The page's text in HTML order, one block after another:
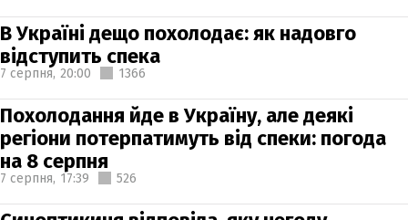
В Україні дещо похолодає: як надовго
відступить спека
7 серпня, 20:00 1366
Похолодання йде в Україну, але деякі
регіони потерпатимуть від спеки: погода
на 8 серпня
7 серпня, 17:39 526